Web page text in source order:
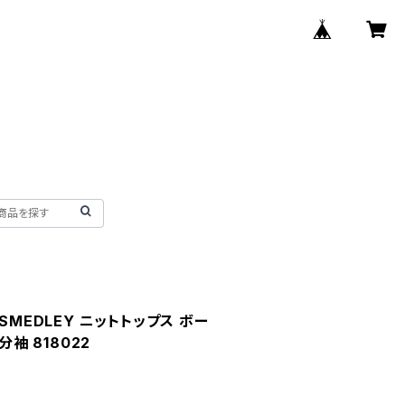
ニットトップス ボー
袖 818022